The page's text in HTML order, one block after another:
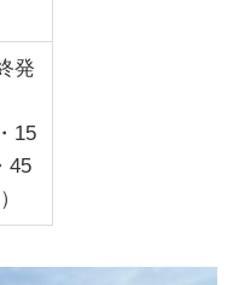
発
15
45